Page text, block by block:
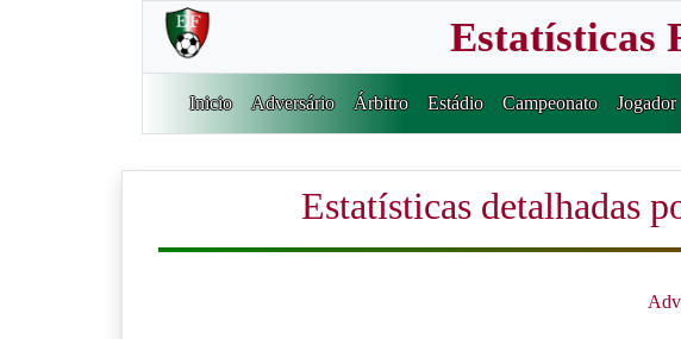
Estatísticas
Inicio Adversário Árbitro Estádio Campeonato Jogador
Estatísticas detalhadas